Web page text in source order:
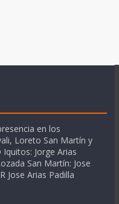
en los
Loreto San Martín y
Iquitos: Jorge Arias
San Martín: Jose
Jose Arias Padilla